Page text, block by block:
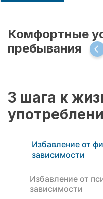
Комфортные
пребывания
3 шага к
Избавление от
зависимости
Избавление от
зависимости